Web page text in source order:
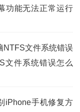
功能无法正常运行
NTFS文件系统错误
文件系统错误怎么
iPhone手机修复方